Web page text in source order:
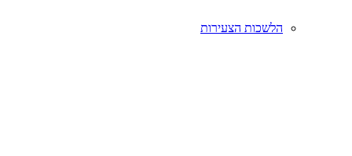
הלשכות הצעירות